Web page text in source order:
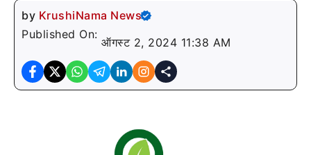
by KrushiNama News
Published On:
ऑगस्ट 2, 2024 11:38 AM